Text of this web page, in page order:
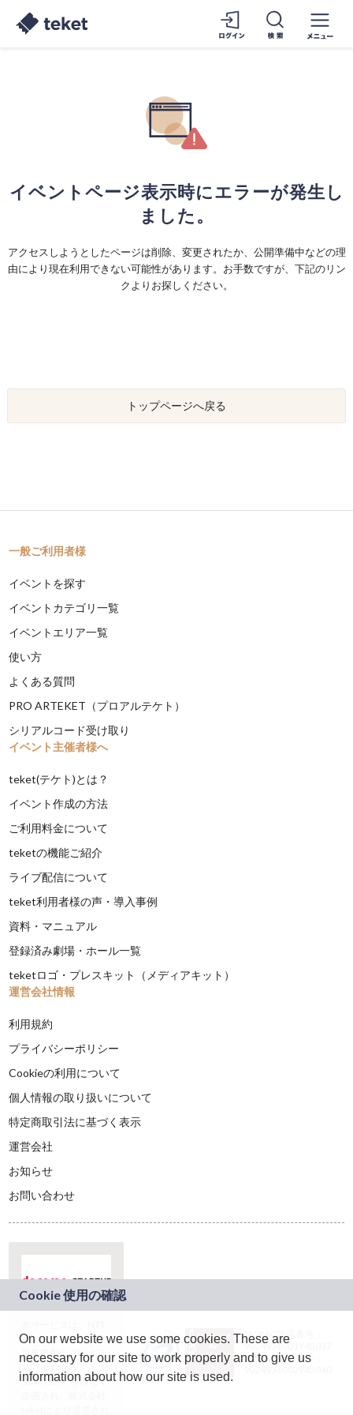
イベントページ表示時にエラーが発生し
ました。
アクセスしようとしたページは削除、変更されたか、公開準備中などの理
由により現在利用できない可能性があります。お手数ですが、下記のリン
クよりお探しください。
トップページへ戻る
一般ご利用者様
イベントを探す
イベントカテゴリ一覧
イベントエリア一覧
使い方
よくある質問
PRO ARTEKET（プロアルテケト）
シリアルコード受け取り
イベント主催者様へ
teket(テケト)とは？
イベント作成の方法
ご利用料金について
teketの機能ご紹介
ライブ配信について
teket利用者様の声・導入事例
資料・マニュアル
登録済み劇場・ホール一覧
teketロゴ・プレスキット（メディアキット）
運営会社情報
利用規約
プライバシーポリシー
Cookieの利用について
個人情報の取り扱いについて
特定商取引法に基づく表示
運営会社
お知らせ
お問い合わせ
ドコモグループの新
規事業創出プログラ
ム「docomo
STARTUP」を通じて
JASRAC許諾番号：
9024936001Y45037
JASRAC許諾番号：
On our website we use some cookies. These are
necessary for our site to work properly and to give us
information about how our site is used.